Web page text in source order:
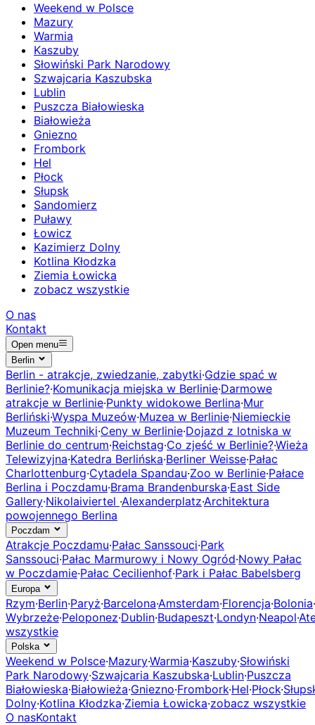
Weekend w Polsce
Mazury
Warmia
Kaszuby
Słowiński Park Narodowy
Szwajcaria Kaszubska
Lublin
Puszcza Białowieska
Białowieża
Gniezno
Frombork
Hel
Płock
Słupsk
Sandomierz
Puławy
Łowicz
Kazimierz Dolny
Kotlina Kłodzka
Ziemia Łowicka
zobacz wszystkie
O nas
Kontakt
Open menu
Berlin
Berlin - atrakcje, zwiedzanie, zabytki·Gdzie spać w
Berlinie?·Komunikacja miejska w Berlinie·Darmowe
atrakcje w Berlinie·Punkty widokowe Berlina·Mur
Berliński·Wyspa Muzeów·Muzea w Berlinie·Niemieckie
Muzeum Techniki·Ceny w Berlinie·Dojazd z lotniska w
Berlinie do centrum·Reichstag·Co zjeść w Berlinie?·Wieża
Telewizyjna·Katedra Berlińska·Berliner Weisse·Pałac
Charlottenburg·Cytadela Spandau·Zoo w Berlinie·Pałace
Berlina i Poczdamu·Brama Brandenburska·East Side
Gallery·Nikolaiviertel ·Alexanderplatz·Architektura
powojennego Berlina
Poczdam
Atrakcje Poczdamu·Pałac Sanssouci·Park
Sanssouci·Pałac Marmurowy i Nowy Ogród·Nowy Pałac
w Poczdamie·Pałac Cecilienhof·Park i Pałac Babelsberg
Europa
Rzym·Berlin·Paryż·Barcelona·Amsterdam·Florencja·Bolonia·
Wybrzeże·Peloponez·Dublin·Budapeszt·Londyn·Neapol·
wszystkie
Polska
Weekend w Polsce·Mazury·Warmia·Kaszuby·Słowiński
Park Narodowy·Szwajcaria Kaszubska·Lublin·Puszcza
Białowieska·Białowieża·Gniezno·Frombork·Hel·Płock·
Dolny·Kotlina Kłodzka·Ziemia Łowicka·zobacz wszystkie
O nasKontakt